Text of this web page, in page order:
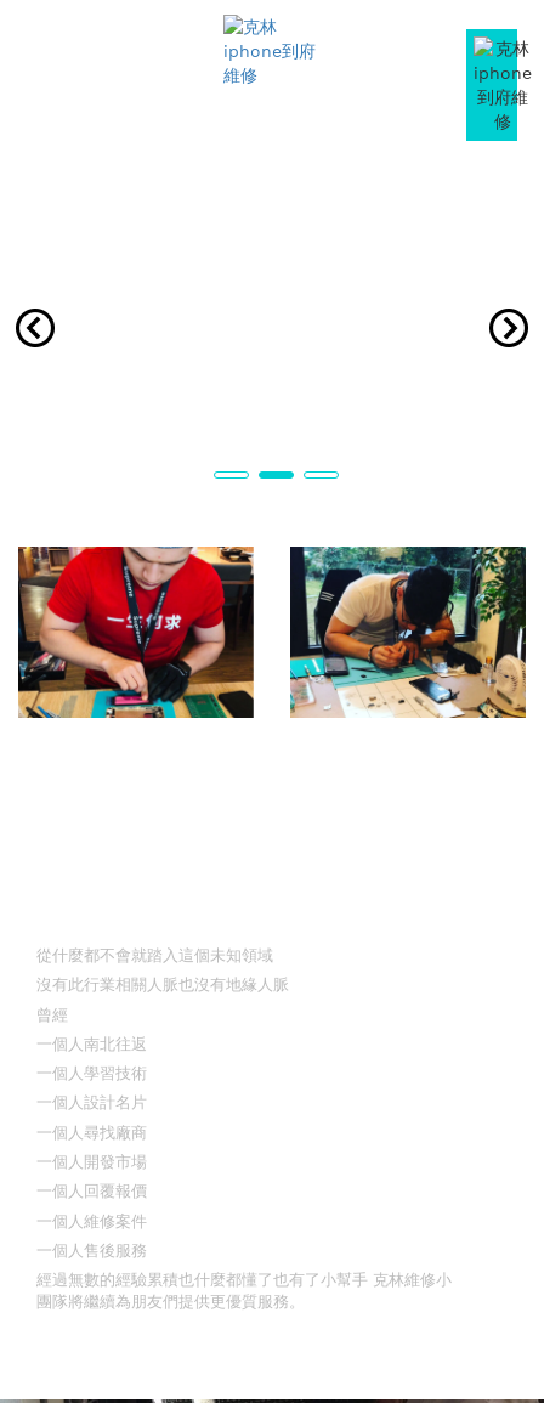
從什麼都不會就踏入這個未知領域
沒有此行業相關人脈也沒有地緣人脈
曾經
一個人南北往返
一個人學習技術
一個人設計名片
一個人尋找廠商
一個人開發市場
一個人回覆報價
一個人維修案件
一個人售後服務
經過無數的經驗累積也什麼都懂了也有了小幫手 克林維修小
團隊將繼續為朋友們提供更優質服務。